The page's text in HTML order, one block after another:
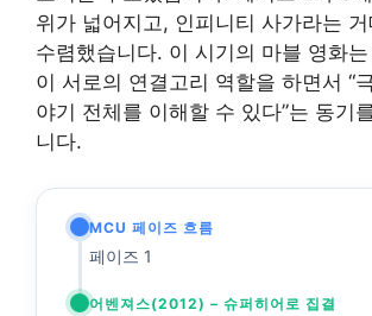
위가 넓어지고, 인피니티 사가라는
수렴했습니다. 이 시기의 마블 영화
이 서로의 연결고리 역할을 하면서 “
야기 전체를 이해할 수 있다”는 동기
니다.
MCU 페이즈 흐름
페이즈 1
어벤져스(2012) – 슈퍼히어로 집결